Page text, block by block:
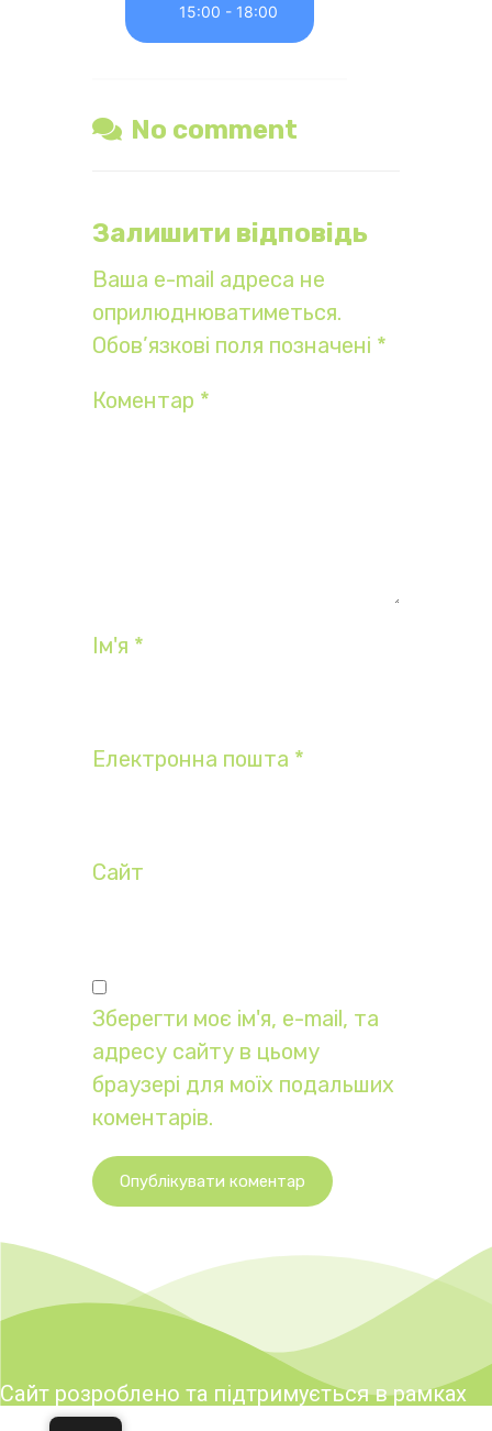
15:00 - 18:00
No comment
Залишити відповідь
Ваша e-mail адреса не
оприлюднюватиметься.
Обов’язкові поля позначені *
Коментар *
Ім'я *
Електронна пошта *
Сайт
Зберегти моє ім'я, e-mail, та
адресу сайту в цьому
браузері для моїх подальших
коментарів.
Опублікувати коментар
Сайт розроблено та підтримується в рамках